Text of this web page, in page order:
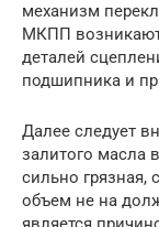
механизм
МКПП возникают
деталей
подшипника и
Далее следует
залитого масла
сильно грязная,
объем не на